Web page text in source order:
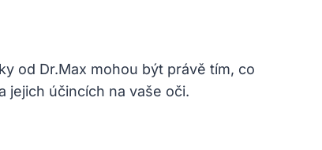
od Dr.Max mohou být právě tím, co
jejich účincích na vaše oči.